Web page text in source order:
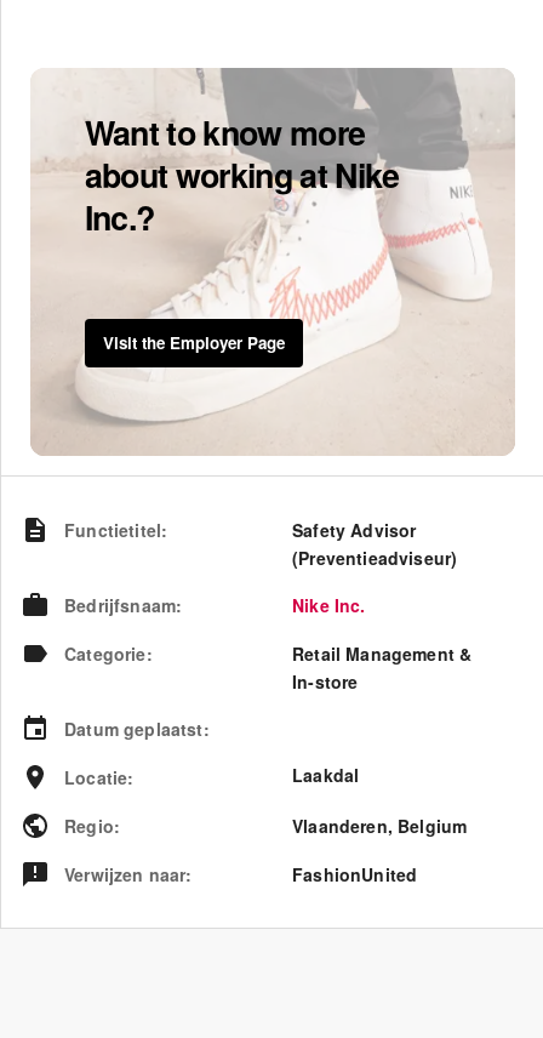
Want to know more
about working at Nike
Inc.?
Visit the Employer Page
Functietitel:
Safety Advisor
(Preventieadviseur)
Bedrijfsnaam:
Nike Inc.
Categorie:
Retail Management &
In-store
Datum geplaatst:
Locatie: Laakdal
Regio: Vlaanderen, Belgium
Verwijzen naar: FashionUnited